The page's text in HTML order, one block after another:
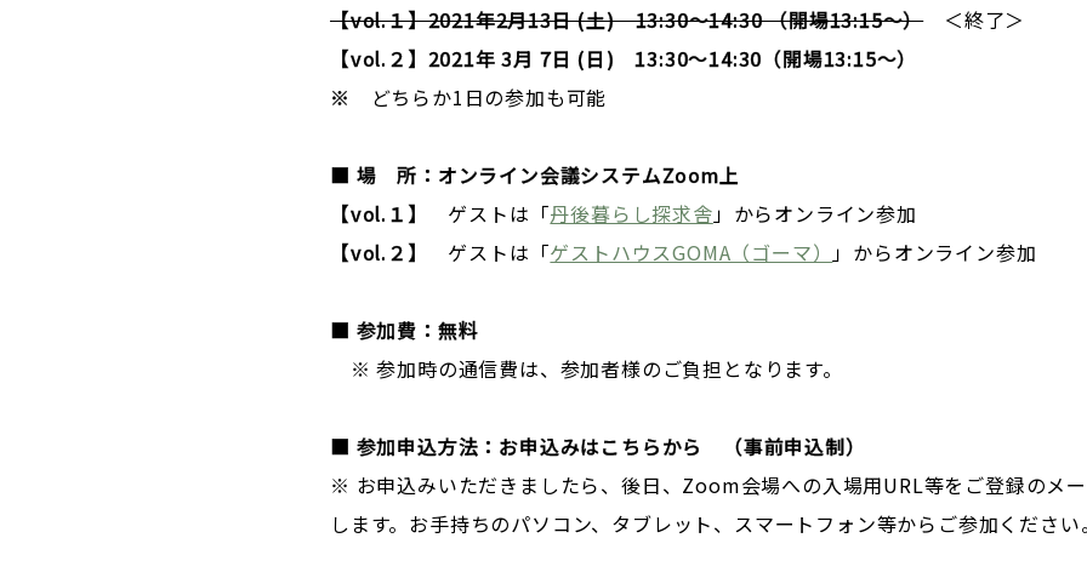
【vol.１】2021年2月13日 (土) 13:30～14:30 （開場13:15～）
＜終了＞
【vol.２】2021年 3月 7日 (日) 13:30～14:30（開場13:15～）
※
どちらか1日の参加も可能
■ 場 所：オンライン会議システムZoom上
【vol.１】 ゲストは「丹後暮らし探求舎 」からオンライン参加
【vol.２】
ゲストは「ゲストハウスGOMA（ゴーマ） 」からオンライン参加
■ 参加費：無料
※ 参加時の通信費は、参加者様のご負担となります。
■ 参加申込方法：お申込みはこちらから （事前申込制）
※ お申込みいただきましたら、後日、Zoom会場への入場用URL等をご登録のメ
します。お手持ちのパソコン、タブレット、スマートフォン等からご参加ください